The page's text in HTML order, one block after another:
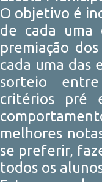
O objetivo é
de cada uma
premiação
cada uma das
sorteio
critérios pré
melhores
se preferir,
todos os